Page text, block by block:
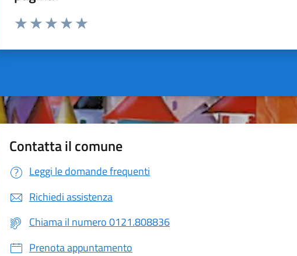
Valuta da 1 a 5 stelle la pagina
Contatta il comune
Leggi le domande frequenti
Richiedi assistenza
Chiama il numero 0121.808836
Prenota appuntamento